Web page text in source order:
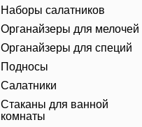
Наборы салатников
Органайзеры для мелочей
Органайзеры для специй
Подносы
Салатники
Стаканы для ванной
комнаты